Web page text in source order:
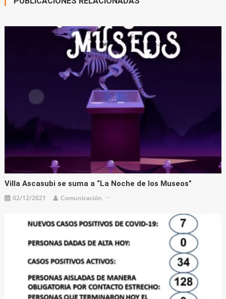
Villa Ascasubi se suma a “La Noche de los Museos”
02/12/2021 Comunicación